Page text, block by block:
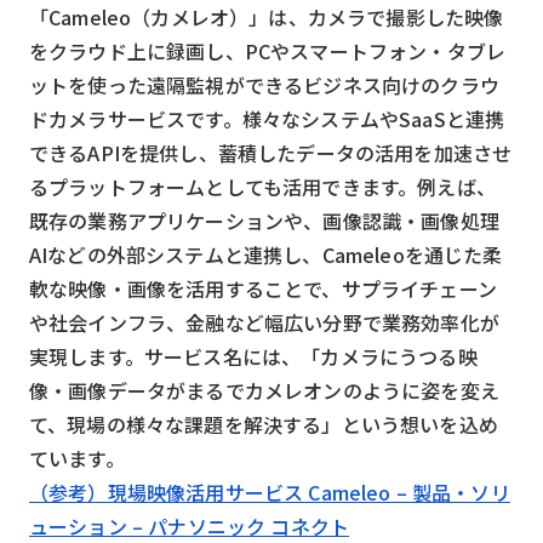
カメラ
Wi-Fi
SaaS
AI
おすすめ
SIM
スマホ
リセット
検索する
「Cameleo（カメレオ）」は、カメラで撮影した映像
をクラウド上に録画し、PCやスマートフォン・タブレ
ットを使った遠隔監視ができるビジネス向けのクラウ
ドカメラサービスです。様々なシステムやSaaSと連携
できるAPIを提供し、蓄積したデータの活用を加速させ
るプラットフォームとしても活用できます。例えば、
既存の業務アプリケーションや、画像認識・画像処理
AIなどの外部システムと連携し、Cameleoを通じた柔
軟な映像・画像を活用することで、サプライチェーン
や社会インフラ、金融など幅広い分野で業務効率化が
実現します。サービス名には、「カメラにうつる映
像・画像データがまるでカメレオンのように姿を変え
て、現場の様々な課題を解決する」という想いを込め
ています。
（参考）現場映像活用サービス Cameleo – 製品・ソリ
ューション – パナソニック コネクト